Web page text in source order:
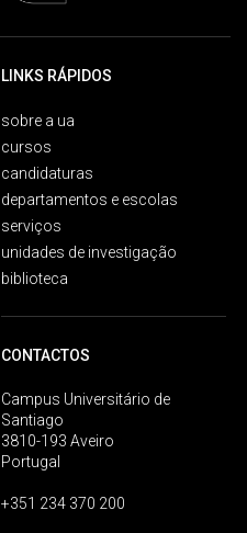
LINKS RÁPIDOS
sobre a ua
cursos
candidaturas
departamentos e escolas
serviços
unidades de investigação
biblioteca
CONTACTOS
Campus Universitário de
Santiago
3810-193 Aveiro
Portugal
+351 234 370 200